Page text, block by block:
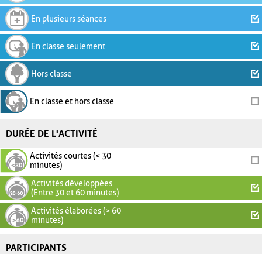
En plusieurs séances
En classe seulement
Hors classe
En classe et hors classe
DURÉE DE L'ACTIVITÉ
Activités courtes (< 30
minutes)
Activités développées
(Entre 30 et 60 minutes)
Activités élaborées (> 60
minutes)
PARTICIPANTS